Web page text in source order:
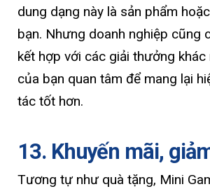
dung dạng này là sản phẩm
bạn. Nhưng doanh nghiệp cũng
kết hợp với các giải thưởng khác
của bạn quan tâm để mang lại
tác tốt hơn.
13. Khuyến mãi,
Tương tự như quà tặng, Mini